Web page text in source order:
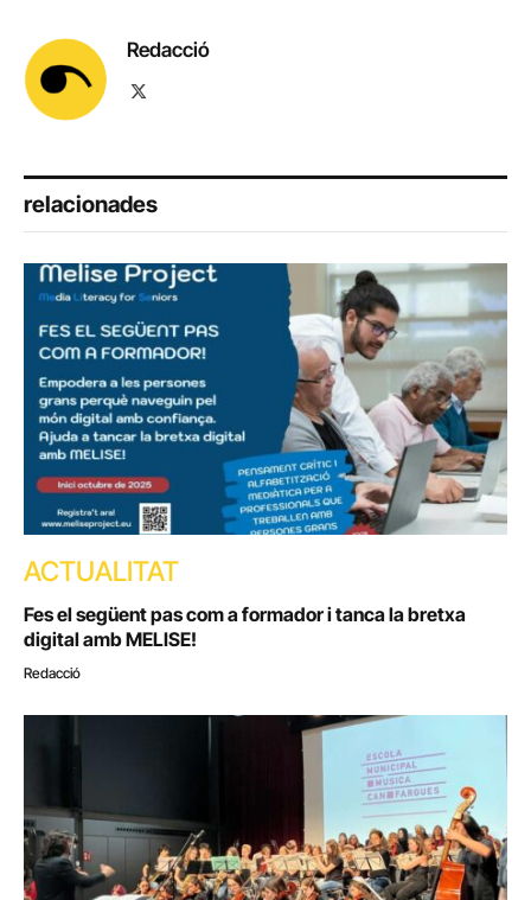
Redacció
relacionades
ACTUALITAT
Fes el següent pas com a formador i tanca la bretxa
digital amb MELISE!
Redacció